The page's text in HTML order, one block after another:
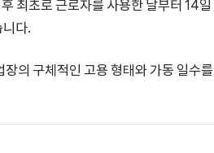
최초로 근로자를 사용한 날부터 14일
다.
의 구체적인 고용 형태와 가동 일수를